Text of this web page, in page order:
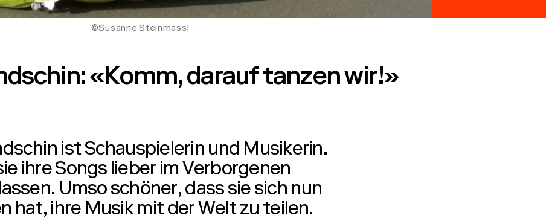
©Susanne Steinmassl
«Komm, darauf tanzen wir!»
ist Schauspielerin und Musikerin.
ihre Songs lieber im Verborgenen
Umso schöner, dass sie sich nun
hat, ihre Musik mit der Welt zu teilen.